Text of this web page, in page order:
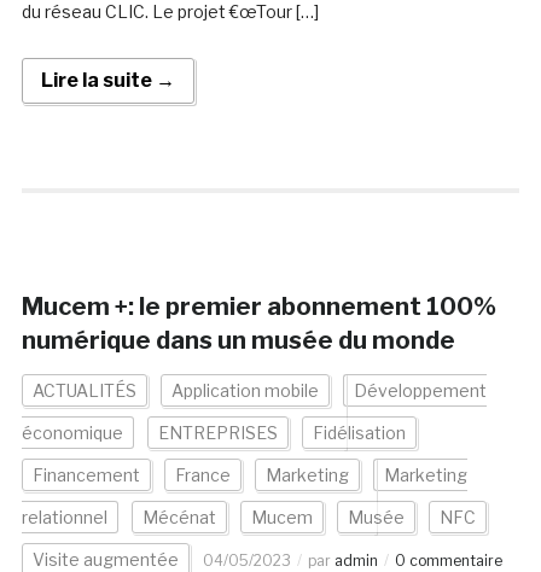
du réseau CLIC. Le projet €œTour […]
Lire la suite →
Mucem +: le premier abonnement 100%
numérique dans un musée du monde
ACTUALITÉS Application mobile Développement
économique ENTREPRISES Fidélisation
Financement France Marketing Marketing
relationnel Mécénat Mucem Musée NFC
Visite augmentée 04/05/2023 par admin 0 commentaire